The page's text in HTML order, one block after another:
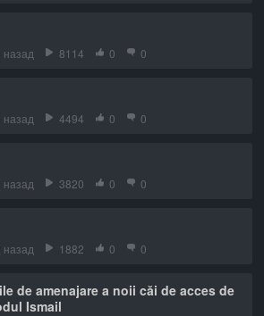
назад 8114 0 0
назад 4494 0 0
назад 3820 0 0
назад 1882 0 0
de amenajare a noii căi de acces de
Ismail